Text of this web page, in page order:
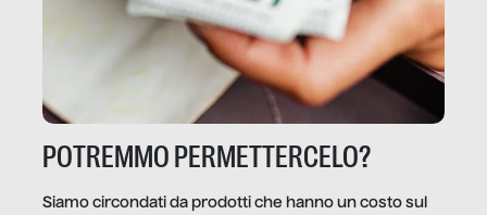
POTREMMO PERMETTERCELO?
Siamo circondati da prodotti che hanno un costo sul